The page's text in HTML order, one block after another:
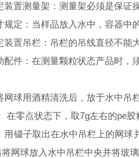
装置测量架：测量架必须是保证
规定：当样品放入水中，容器中
装置吊栏：吊栏的吊线直径不能
配件：在测量颗粒状态产品时，
网球用酒精清洗后，放于水中
在零点状态下，取7g左右的pe胶
用镊子取出在水中吊栏上的网球
网球放入水中吊栏中央并将玻